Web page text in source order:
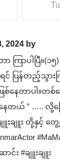
2024 by
ကြာပါပြီ။(၁၅
ပြန်တည့်သွားကြ
ြစ်နေတာပါ။တ
ယ် ” ….. လို့ပြ
းချူး တို့နှင့် တွေ့
င်း #ချူးချူး